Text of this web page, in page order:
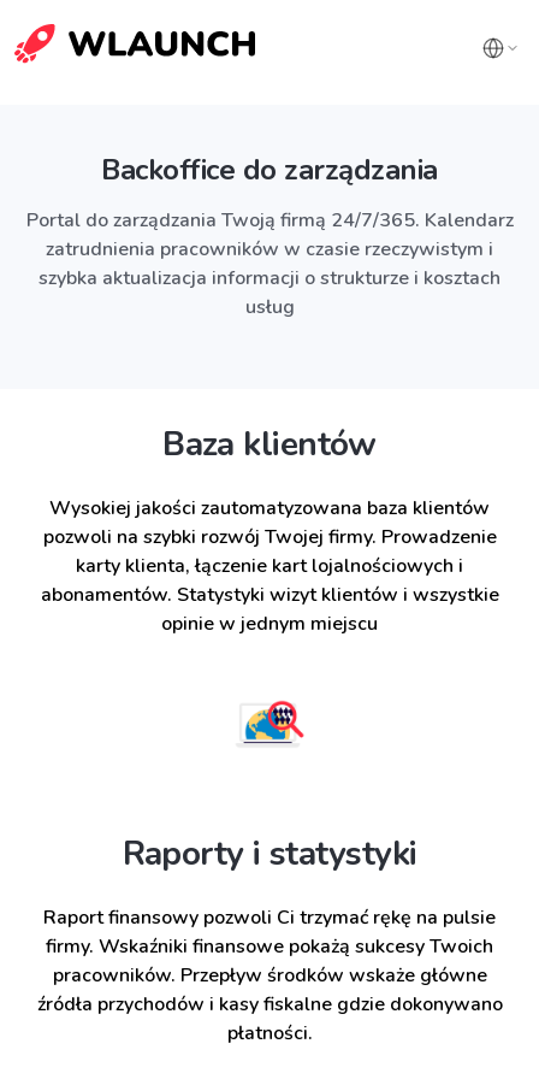
Backoffice do zarządzania
Portal do zarządzania Twoją firmą 24/7/365. Kalendarz
zatrudnienia pracowników w czasie rzeczywistym i
szybka aktualizacja informacji o strukturze i kosztach
usług
Baza klientów
Wysokiej jakości zautomatyzowana baza klientów
pozwoli na szybki rozwój Twojej firmy. Prowadzenie
karty klienta, łączenie kart lojalnościowych i
abonamentów. Statystyki wizyt klientów i wszystkie
opinie w jednym miejscu
Raporty i statystyki
Raport finansowy pozwoli Ci trzymać rękę na pulsie
firmy. Wskaźniki finansowe pokażą sukcesy Twoich
pracowników. Przepływ środków wskaże główne
źródła przychodów i kasy fiskalne gdzie dokonywano
płatności.